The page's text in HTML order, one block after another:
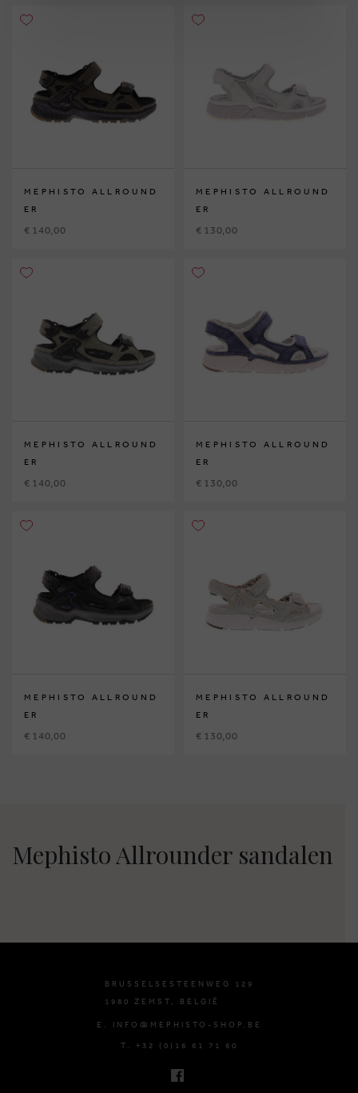
MEPHISTO ALLROUND
ER
€ 140,00
MEPHISTO ALLROUND
ER
€ 130,00
MEPHISTO ALLROUND
ER
€ 140,00
MEPHISTO ALLROUND
ER
€ 130,00
MEPHISTO ALLROUND
ER
€ 140,00
MEPHISTO ALLROUND
ER
€ 130,00
Mephisto Allrounder sandalen
BRUSSELSESTEENWEG 129
1980 ZEMST, BELGIË
E. INFO@MEPHISTO-SHOP.BE
T. +32 (0)16 61 71 60